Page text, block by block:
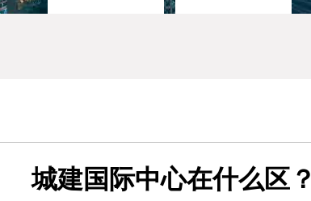
城建国际中心在什么区？